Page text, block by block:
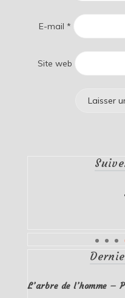
E-mail *
Site web
L’arbre de l’homme –